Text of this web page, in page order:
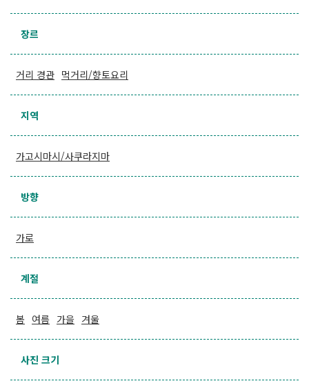
장르
거리 경관 먹거리/향토요리
지역
가고시마시/사쿠라지마
방향
가로
계절
봄 여름 가을 겨울
사진 크기